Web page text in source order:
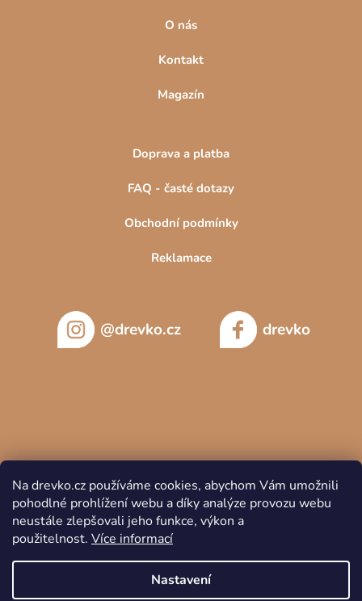
Na drevko.cz používáme cookies, abychom Vám umožnili
pohodlné prohlížení webu a díky analýze provozu webu
neustále zlepšovali jeho funkce, výkon a
použitelnost. Více informací
Nastavení
O nás
Kontakt
Magazín
Doprava a platba
FAQ - časté dotazy
Obchodní podmínky
Reklamace
@drevko.cz drevko